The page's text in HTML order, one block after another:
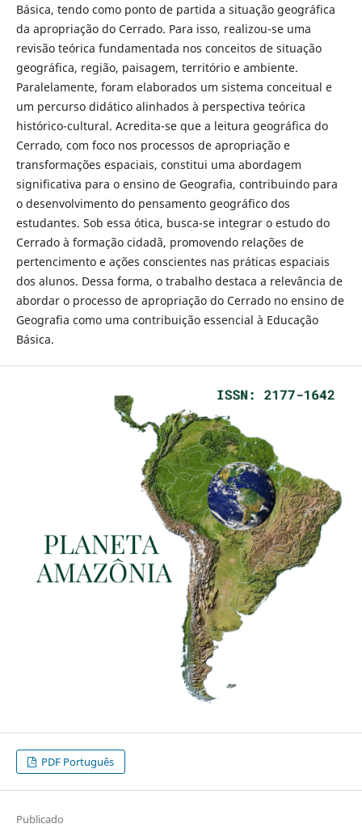
Básica, tendo como ponto de partida a situação geográfica
da apropriação do Cerrado. Para isso, realizou-se uma
revisão teórica fundamentada nos conceitos de situação
geográfica, região, paisagem, território e ambiente.
Paralelamente, foram elaborados um sistema conceitual e
um percurso didático alinhados à perspectiva teórica
histórico-cultural. Acredita-se que a leitura geográfica do
Cerrado, com foco nos processos de apropriação e
transformações espaciais, constitui uma abordagem
significativa para o ensino de Geografia, contribuindo para
o desenvolvimento do pensamento geográfico dos
estudantes. Sob essa ótica, busca-se integrar o estudo do
Cerrado à formação cidadã, promovendo relações de
pertencimento e ações conscientes nas práticas espaciais
dos alunos. Dessa forma, o trabalho destaca a relevância de
abordar o processo de apropriação do Cerrado no ensino de
Geografia como uma contribuição essencial à Educação
Básica.
PDF Português
Publicado